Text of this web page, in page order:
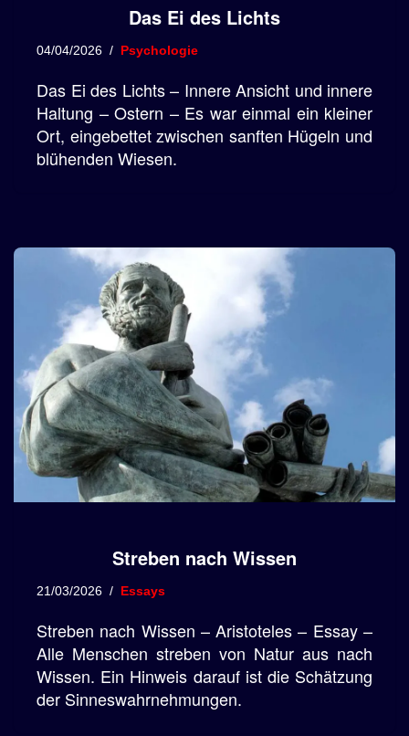
Das Ei des Lichts
04/04/2026 Psychologie
Das Ei des Lichts – Innere Ansicht und innere
Haltung – Ostern – Es war einmal ein kleiner
Ort, eingebettet zwischen sanften Hügeln und
blühenden Wiesen.
Streben nach Wissen
21/03/2026 Essays
Streben nach Wissen – Aristoteles – Essay –
Alle Menschen streben von Natur aus nach
Wissen. Ein Hinweis darauf ist die Schätzung
der Sinneswahrnehmungen.